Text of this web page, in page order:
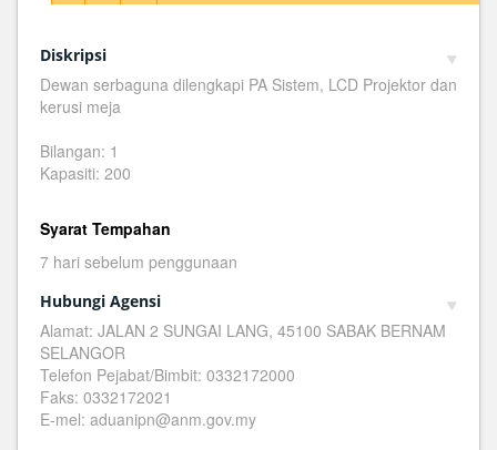
Diskripsi
Dewan serbaguna dilengkapi PA Sistem, LCD Projektor dan
kerusi meja
Bilangan: 1
Kapasiti: 200
Syarat Tempahan
7 hari sebelum penggunaan
Hubungi Agensi
Alamat: JALAN 2 SUNGAI LANG, 45100 SABAK BERNAM
SELANGOR
Telefon Pejabat/Bimbit: 0332172000
Faks: 0332172021
E-mel: aduanipn@anm.gov.my